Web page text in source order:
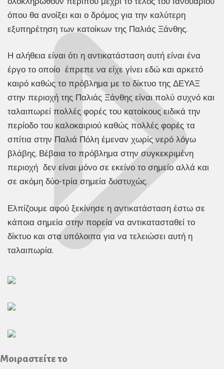
όπου θα ανοίξει και ο δρόμος για την καλύτερη
εξυπηρέτηση των κατοίκων της Παλιάς Ξάνθης.
Η αλήθεια είναι ότι η αντικατάσταση αυτή είναι ένα
έργο το οποίο έπρεπε να είχε γίνει εδώ και αρκετό
καιρό καθώς το πρόβλημα με το δίκτυο της ΔΕΥΑΞ
στην περιοχή της Παλιάς Ξάνθης είναι πολύ συχνό και
ταλαιπωρεί πολλές φορές του κατοίκους ειδικά την
περίοδο του καλοκαιριού καθώς πολλές φορές τα
σπίτια στην Παλιά Πόλη έμεναν χωρίς νερό λόγω
βλάβης. Βέβαια το πρόβλημα στην συγκεκριμένη
περιοχή δεν είναι μόνο σε εκείνο το σημείο αλλά και
σε ακόμη δύο-τρία σημεία δυστυχώς.
Ελπίζουμε αφού ξεκίνησε η αντικατάσταση έστω σε
κάποια σημεία στην πορεία να αντικατασταθεί το
δίκτυο και στα υπόλοιπα για να τελειώσει αυτή η
ταλαιπωρία.
Μοιραστείτε το